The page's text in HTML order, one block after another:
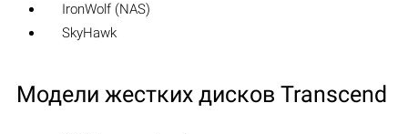
IronWolf (NAS)
SkyHawk
Модели жестких дисков Transcend